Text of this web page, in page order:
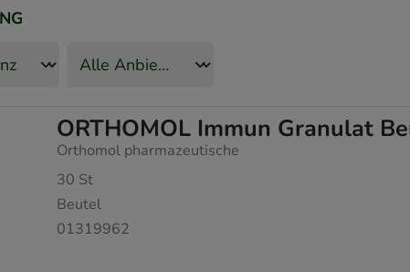
ORTHOMOL Immun Granulat
Orthomol pharmazeutische
30 St
Beutel
01319962